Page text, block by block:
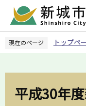
ペ
の
現在のページ トップペ
平成30年